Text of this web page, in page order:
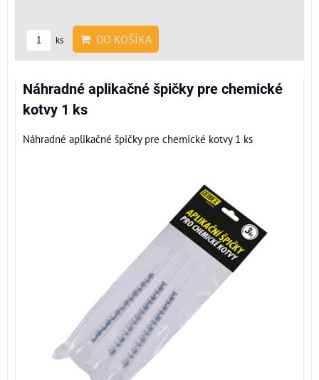
ks DO KOŠÍKA
Náhradné aplikačné špičky pre chemické
kotvy 1 ks
Náhradné aplikačné špičky pre chemické kotvy 1 ks